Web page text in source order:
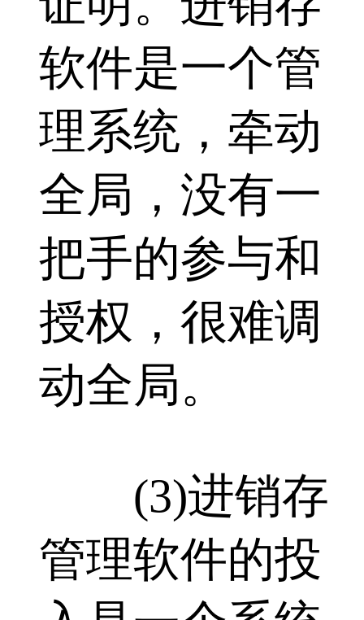
软件是一个管
理系统，牵动
全局，没有一
把手的参与和
授权，很难调
动全局。
(3)进销存
管理软件的投